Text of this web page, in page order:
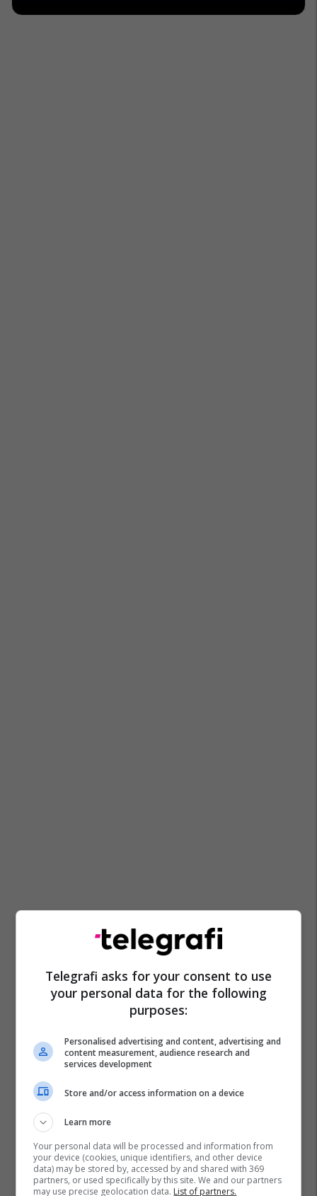
Telegrafi asks for your consent to use
your personal data for the following
purposes:
Personalised advertising and content, advertising and
content measurement, audience research and
services development
Store and/or access information on a device
Learn more
Your personal data will be processed and information from
your device (cookies, unique identifiers, and other device
data) may be stored by, accessed by and shared with 369
partners, or used specifically by this site. We and our partners
may use precise geolocation data. List of partners.